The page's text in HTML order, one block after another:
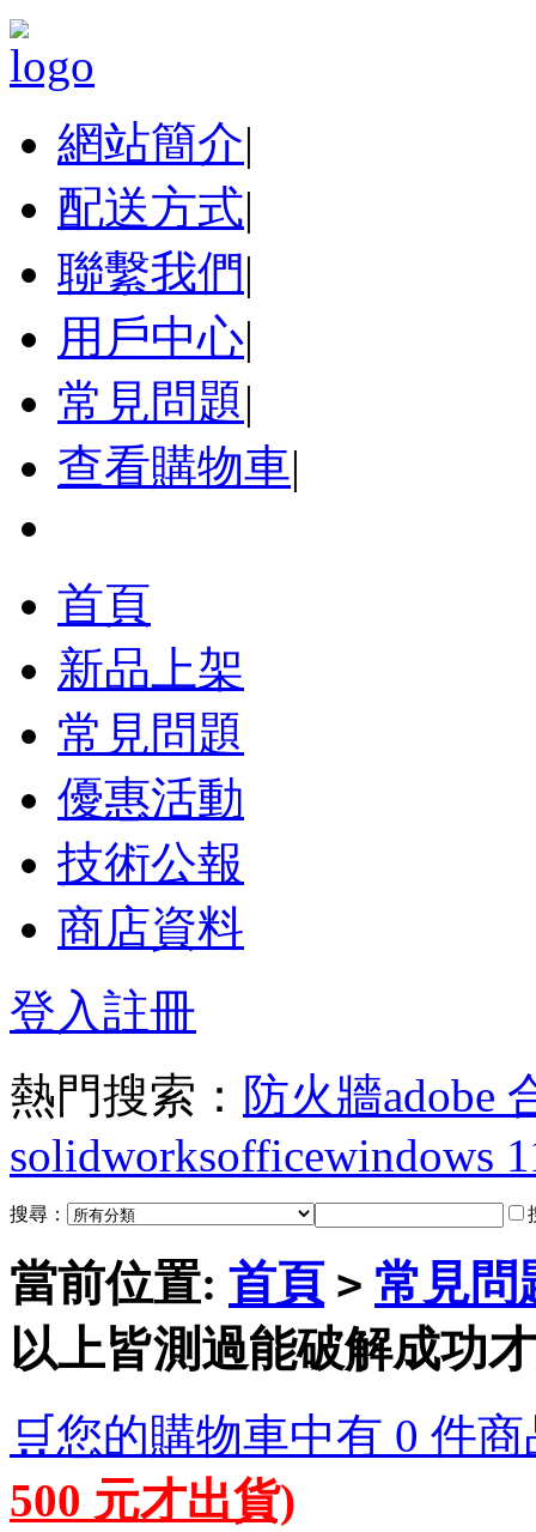
網站簡介|
配送方式|
聯繫我們|
用戶中心|
常見問題|
查看購物車|
首頁
新品上架
常見問題
優惠活動
技術公報
商店資料
登入註冊
熱門搜索： 防火牆adobe
solidworksofficewindows
搜尋：
當前位置: 首頁 > 常見問
以上皆測過能破解成功
🛒您的購物車中有 0 件
500 元才出貨)